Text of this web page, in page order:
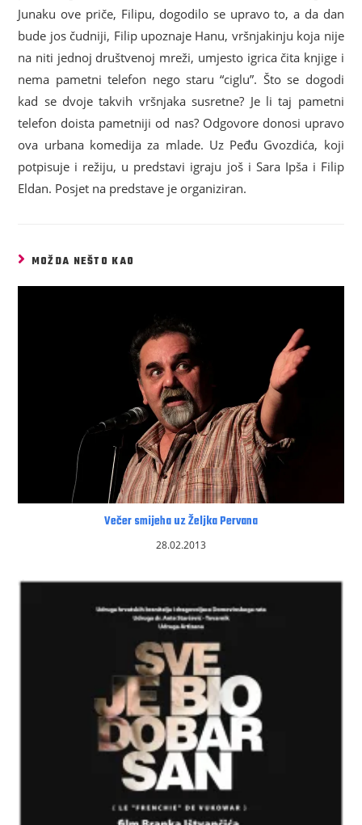
Junaku ove priče, Filipu, dogodilo se upravo to, a da dan
bude jos čudniji, Filip upoznaje Hanu, vršnjakinju koja nije
na niti jednoj društvenoj mreži, umjesto igrica čita knjige i
nema pametni telefon nego staru “ciglu”. Što se dogodi
kad se dvoje takvih vršnjaka susretne? Je li taj pametni
telefon doista pametniji od nas? Odgovore donosi upravo
ova urbana komedija za mlade. Uz Peđu Gvozdića, koji
potpisuje i režiju, u predstavi igraju još i Sara Ipša i Filip
Eldan. Posjet na predstave je organiziran.
MOŽDA NEŠTO KAO
Večer smijeha uz Željka Pervana
28.02.2013